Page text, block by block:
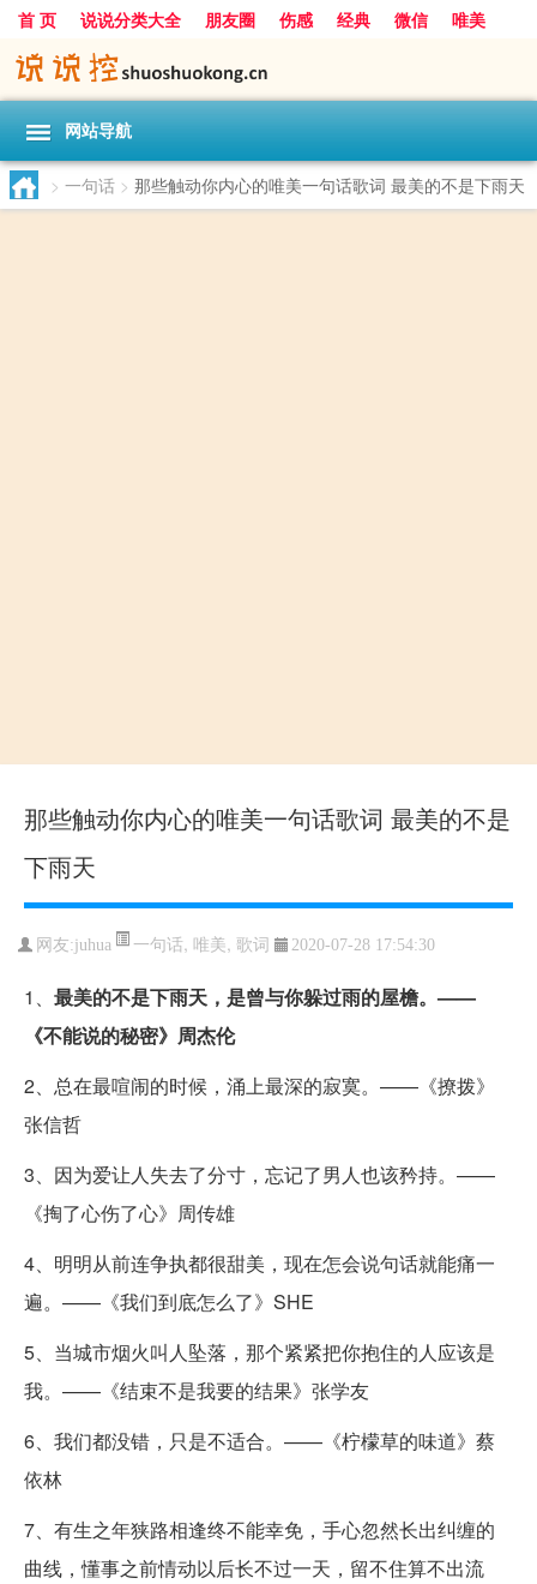
首 页 说说分类大全 朋友圈 伤感 经典 微信
唯美
励志
爱情 搞笑
网站导航
> 一句话 > 那些触动你内心的唯美一句话歌词 最美的不是下雨天
那些触动你内心的唯美一句话歌词 最美的不是
下雨天
网友:juhua 一句话, 唯美, 歌词 2020-07-28 17:54:30
1、 最美的不是下雨天 ，是曾与你躲过雨的屋檐。——
《不能说的秘密》周杰伦
2、总在最喧闹的时候，涌上最深的寂寞。——《撩拨》
张信哲
3、因为爱让人失去了分寸，忘记了男人也该矜持。——
《掏了心伤了心》周传雄
4、明明从前连争执都很甜美，现在怎会说句话就能痛一
遍。——《我们到底怎么了》SHE
5、当城市烟火叫人坠落，那个紧紧把你抱住的人应该是
我。——《结束不是我要的结果》张学友
6、我们都没错，只是不适合。——《柠檬草的味道》蔡
依林
7、有生之年狭路相逢终不能幸免，手心忽然长出纠缠的
曲线，懂事之前情动以后长不过一天，留不住算不出流